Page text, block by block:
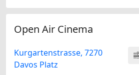
Open Air Cinema
Kurgartenstrasse, 7270
Davos Platz